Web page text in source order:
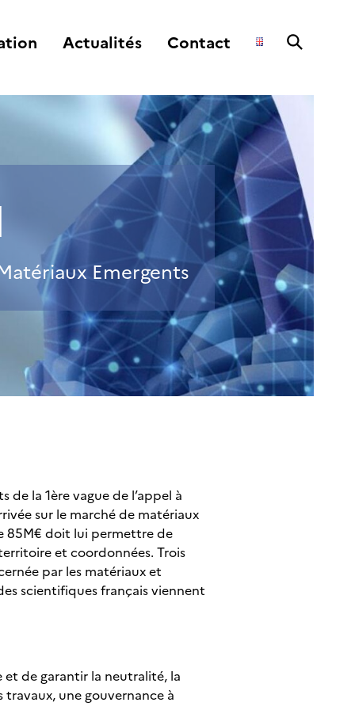
Actualités Contact
Emergents
de la 1ère vague de l’appel à
sur le marché de matériaux
85M€ doit lui permettre de
et coordonnées. Trois
par les matériaux et
scientifiques français viennent
de garantir la neutralité, la
une gouvernance à